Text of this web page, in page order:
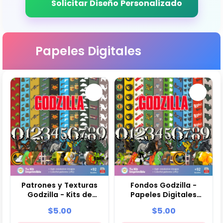
Solicitar Diseño Personalizado
Papeles Digitales
Patrones y Texturas
Godzilla - Kits de
$5.00
Fondos Godzilla -
Papeles Digitales
$5.00